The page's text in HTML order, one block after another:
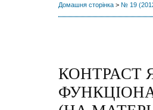
Домашня сторінка > № 19
КОНТРАСТ